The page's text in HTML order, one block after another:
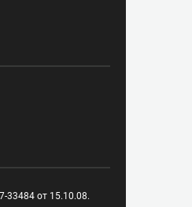
33484 от 15.10.08.